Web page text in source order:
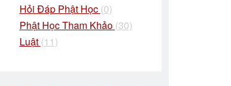
Hỏi Đáp Phật Học (0)
Phật Học Tham Khảo (30)
Luật (11)